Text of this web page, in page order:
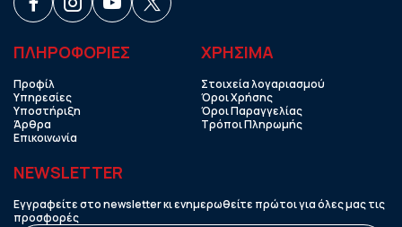
ΠΛΗΡΟΦΟΡΙΕΣ
Προφίλ
Υπηρεσίες
Υποστήριξη
Άρθρα
Επικοινωνία
ΧΡHΣΙΜΑ
Στοιχεία λογαριασμού
Όροι Χρήσης
Όροι Παραγγελίας
Τρόποι Πληρωμής
NEWSLETTER
Εγγραφείτε στο newsletter κι ενημερωθείτε πρώτοι για όλες μας τις
προσφορές